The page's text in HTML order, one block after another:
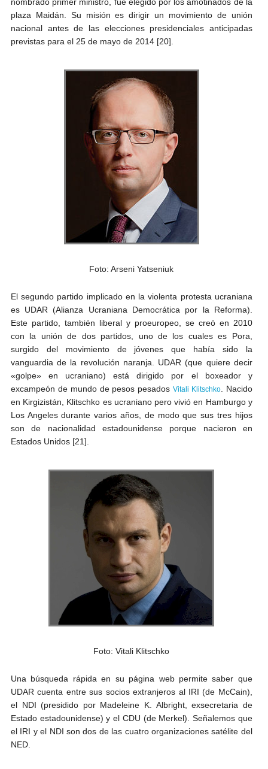
plaza Maidán. Su misión es dirigir un movimiento de unión
nacional antes de las elecciones presidenciales anticipadas
previstas para el 25 de mayo de 2014 [20].
Foto: Arseni Yatseniuk
El segundo partido implicado en la violenta protesta ucraniana
es UDAR (Alianza Ucraniana Democrática por la Reforma).
Este partido, también liberal y proeuropeo, se creó en 2010
con la unión de dos partidos, uno de los cuales es Pora,
surgido del movimiento de jóvenes que había sido la
vanguardia de la revolución naranja. UDAR (que quiere decir
«golpe» en ucraniano) está dirigido por el boxeador y
excampeón de mundo de pesos pesadosVitali Klitschko. Nacido
en Kirgizistán, Klitschko es ucraniano pero vivió en Hamburgo y
Los Angeles durante varios años, de modo que sus tres hijos
son de nacionalidad estadounidense porque nacieron en
Estados Unidos [21].
Foto: Vitali Klitschko
Una búsqueda rápida en su página web permite saber que
UDAR cuenta entre sus socios extranjeros al IRI (de McCain),
el NDI (presidido por Madeleine K. Albright, exsecretaria de
Estado estadounidense) y el CDU (de Merkel). Señalemos que
el IRI y el NDI son dos de las cuatro organizaciones satélite del
NED.